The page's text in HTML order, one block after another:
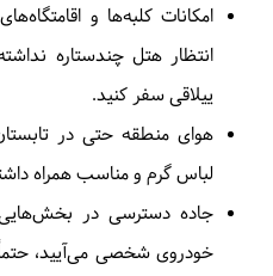
امکانات کلبه‌ها و
انتظار هتل چندستاره
ییلاقی سفر کنید.
هوای منطقه حتی در
لباس گرم و مناسب همراه
جاده دسترسی در
خودروی شخصی می‌آیید،